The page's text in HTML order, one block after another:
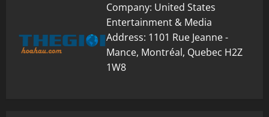
Company: United States
Entertainment & Media
Address: 1101 Rue Jeanne -
Mance, Montréal, Quebec H2Z
1W8